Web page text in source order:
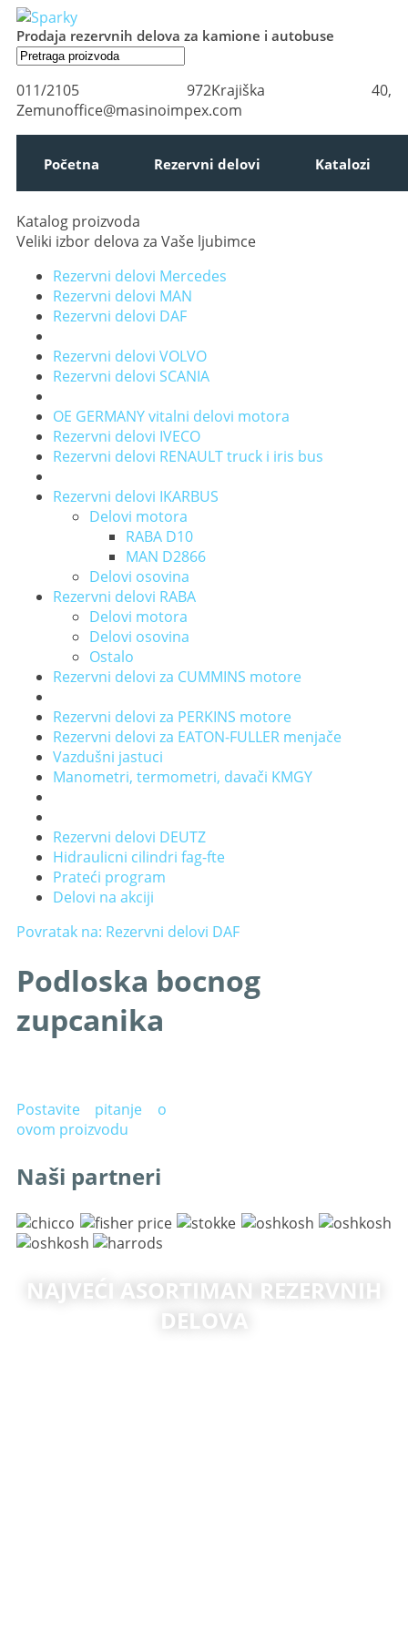
Prodaja rezervnih delova za kamione i autobuse
011/2105 972Krajiška 40,
Zemunoffice@masinoimpex.com
Početna Rezervni delovi Katalozi
Katalog proizvoda
Veliki izbor delova za Vaše ljubimce
Rezervni delovi Mercedes
Rezervni delovi MAN
Rezervni delovi DAF
Rezervni delovi VOLVO
Rezervni delovi SCANIA
OE GERMANY vitalni delovi motora
Rezervni delovi IVECO
Rezervni delovi RENAULT truck i iris bus
Rezervni delovi IKARBUS
Delovi motora
RABA D10
MAN D2866
Delovi osovina
Rezervni delovi RABA
Delovi motora
Delovi osovina
Ostalo
Rezervni delovi za CUMMINS motore
Rezervni delovi za PERKINS motore
Rezervni delovi za EATON-FULLER menjače
Vazdušni jastuci
Manometri, termometri, davači KMGY
Rezervni delovi DEUTZ
Hidraulicni cilindri fag-fte
Prateći program
Delovi na akciji
Povratak na: Rezervni delovi DAF
Podloska bocnog
zupcanika
Postavite pitanje o
ovom proizvodu
Naši partneri
NAJVEĆI ASORTIMAN REZERVNIH
DELOVA